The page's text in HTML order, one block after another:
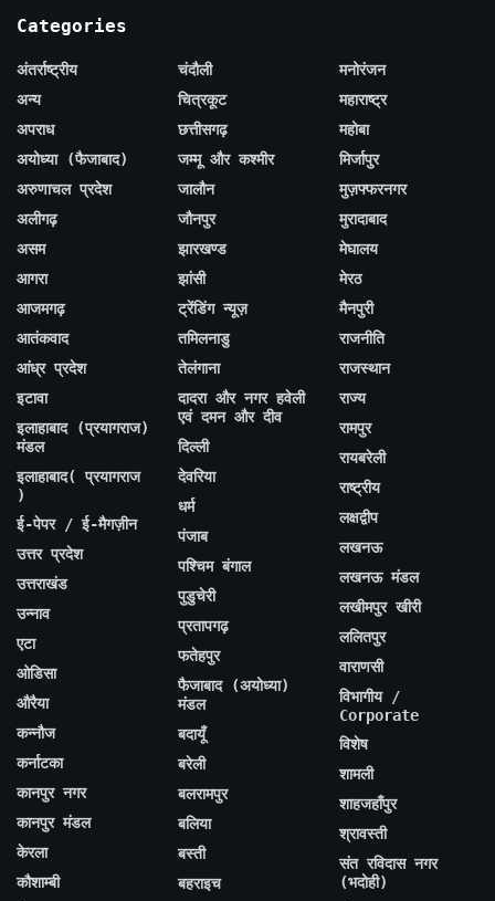
Categories
अंतर्राष्ट्रीय
अन्य
अपराध
अयोध्या (फैजाबाद)
अरुणाचल प्रदेश
अलीगढ़
असम
आगरा
आजमगढ़
आतंकवाद
आंध्र प्रदेश
इटावा
इलाहाबाद (प्रयागराज)
मंडल
इलाहाबाद( प्रयागराज
)
ई-पेपर / ई-मैगज़ीन
उत्तर प्रदेश
उत्तराखंड
उन्नाव
एटा
ओडिसा
औरैया
कन्नौज
कर्नाटका
कानपुर नगर
कानपुर मंडल
केरला
कौशाम्बी
चंदौली
चित्रकूट
छत्तीसगढ़
जम्मू और कश्मीर
जालौन
जौनपुर
झारखण्ड
झांसी
ट्रेंडिंग न्यूज़
तमिलनाडु
तेलंगाना
दादरा और नगर हवेली
एवं दमन और दीव
दिल्ली
देवरिया
धर्म
पंजाब
पश्चिम बंगाल
पुडुचेरी
प्रतापगढ़
फतेहपुर
फैजाबाद (अयोध्या)
मंडल
बदायूँ
बरेली
बलरामपुर
बलिया
बस्ती
बहराइच
मनोरंजन
महाराष्ट्र
महोबा
मिर्जापुर
मुज़फ्फरनगर
मुरादाबाद
मेघालय
मेरठ
मैनपुरी
राजनीति
राजस्थान
राज्य
रामपुर
रायबरेली
राष्ट्रीय
लक्षद्वीप
लखनऊ
लखनऊ मंडल
लखीमपुर खीरी
ललितपुर
वाराणसी
विभागीय /
Corporate
विशेष
शामली
शाहजहाँपुर
श्रावस्ती
संत रविदास नगर
(भदोही)